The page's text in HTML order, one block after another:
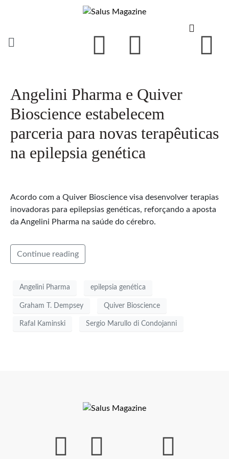
Angelini Pharma e Quiver
Bioscience estabelecem
parceria para novas terapêuticas
na epilepsia genética
Acordo com a Quiver Bioscience visa desenvolver terapias
inovadoras para epilepsias genéticas, reforçando a aposta
da Angelini Pharma na saúde do cérebro.
Continue reading
Angelini Pharma epilepsia genética
Graham T. Dempsey Quiver Bioscience
Rafal Kaminski Sergio Marullo di Condojanni